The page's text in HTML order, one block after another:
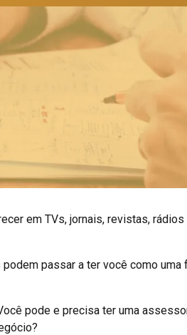
em TVs, jornais, revistas,
passar a ter você como uma
pode e precisa ter uma